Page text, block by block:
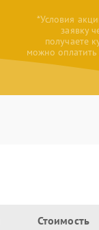
*Условия
заявку
получаете
можно
Стоимость